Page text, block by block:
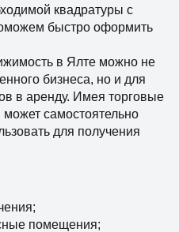
квадратуры с
быстро оформить
в Ялте можно не
бизнеса, но и для
в аренду. Имея торговые
самостоятельно
для получения
помещения;